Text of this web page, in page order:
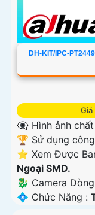
DH-KIT/IPC-
Giá
👁️‍🗨 Hình ảnh
🏆 Sử dụng
⭐ Xem Được
Ngoại SMD.
🐉️ Camera Dòng
️💠 Chức Năng :